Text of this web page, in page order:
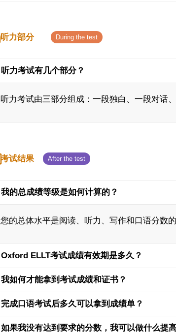
听力部分
听力考试有几个部分？
听力考试由三部分组成：一段独白、一段对话
考试结果
我的总成绩等级是如何计算的？
您的总体水平是阅读、听力、写作和口语分数
Oxford ELLT考试成绩有效期是多久？
我如何才能拿到考试成绩和证书？
完成口语考试后多久可以拿到成绩单？
如果我没有达到要求的分数，我可以做什么提